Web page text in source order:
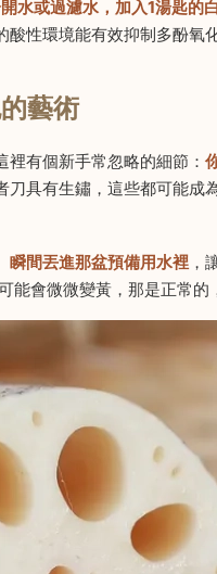
水或過濾水，加入1湯匙的
性環境能有效抑制多酚氧
藝術
有個新手常忽略的細節：
刀具有生鏽，這些都可能
瞬間丟進那盆預備用水裡 ，
會微微變黃，那是正常的